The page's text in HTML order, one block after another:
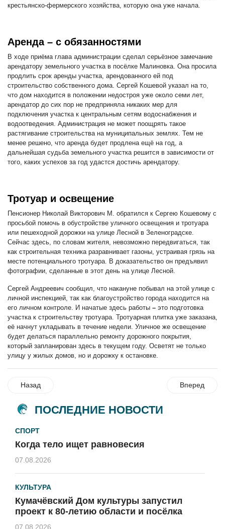
крестьянско-фермерского хозяйства, которую она уже начала.
Аренда – с обязанностями
В ходе приёма глава администрации сделал серьёзное замечание
арендатору земельного участка в посёлке Малиновка. Она просила
продлить срок аренды участка, арендованного ей под
строительство собственного дома. Сергей Кошевой указал на то,
что дом находится в положении недостроя уже около семи лет,
арендатор до сих пор не предприняла никаких мер для
подключения участка к центральным сетям водоснабжения и
водоотведения. Администрация не может поощрять такое
растягивание строительства на муниципальных землях. Тем не
менее решено, что аренда будет продлена ещё на год, а
дальнейшая судьба земельного участка решится в зависимости от
того, каких успехов за год удастся достичь арендатору.
Тротуар и освещение
Пенсионер Николай Викторович М. обратился к Сергею Кошевому с
просьбой помочь в обустройстве уличного освещения и тротуара
или пешеходной дорожки на улице Лесной в Зеленоградске.
Сейчас здесь, по словам жителя, невозможно передвигаться, так
как строительная техника разравнивает газоны, устраивая грязь на
месте потенциального тротуара. В доказательство он предъявил
фотографии, сделанные в этот день на улице Лесной.
Сергей Андреевич сообщил, что накануне побывал на этой улице с
личной инспекцией, так как благоустройство города находится на
его личном контроле. И начатые здесь работы – это подготовка
участка к строительству тротуара. Тротуарная плитка уже заказана,
её начнут укладывать в течение недели. Уличное же освещение
будет делаться параллельно ремонту дорожного покрытия,
который запланирован здесь в текущем году. Осветят не только
улицу у жилых домов, но и дорожку к остановке.
Назад Вперед
ПОСЛЕДНИЕ НОВОСТИ
СПОРТ
Когда тело ищет равновесия
07.08.2026
КУЛЬТУРА
Кумачёвский Дом культуры запустил
проект к 80-летию области и посёлка
07.08.2026